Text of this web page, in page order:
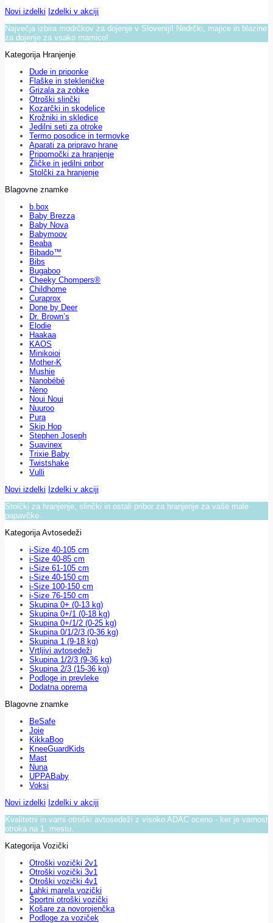
Novi izdelki Izdelki v akciji
Največja izbira modrčkov za dojenje v Sloveniji! Nedrčki, majice in blazine
za dojenje za vsako mamico!
Kategorija Hranjenje
Dude in priponke
Flaške in stekleničke
Grizala za zobke
Otroški slinčki
Kozarčki in skodelice
Krožniki in skledice
Jedilni seti za otroke
Termo posodice in termovke
Aparati za pripravo hrane
Pripomočki za hranjenje
Žličke in jedilni pribor
Stolčki za hranjenje
Blagovne znamke
b.box
Baby Brezza
Baby Nova
Babymoov
Beaba
Bibado™
Bibs
Bugaboo
Cheeky Chompers®
Childhome
Curaprox
Done by Deer
Dr. Brown’s
Elodie
Haakaa
KAOS
Minikoioi
Mother-K
Mushie
Nanobébé
Neno
Noui Noui
Nuuroo
Pura
Skip Hop
Stephen Joseph
Suavinex
Trixie Baby
Twistshake
Vulli
Novi izdelki Izdelki v akciji
Stolčki za hranjenje, slinčki in ostali pribor za hranjenje za vaše male
papavčke.
Kategorija Avtosedeži
i-Size 40-105 cm
i-Size 40-85 cm
i-Size 61-105 cm
i-Size 40-150 cm
i-Size 100-150 cm
i-Size 76-150 cm
Skupina 0+ (0-13 kg)
Skupina 0+/1 (0-18 kg)
Skupina 0+/1/2 (0-25 kg)
Skupina 0/1/2/3 (0-36 kg)
Skupina 1 (9-18 kg)
Vrtljivi avtosedeži
Skupina 1/2/3 (9-36 kg)
Skupina 2/3 (15-36 kg)
Podloge in prevleke
Dodatna oprema
Blagovne znamke
BeSafe
Joie
KikkaBoo
KneeGuardKids
Mast
Nuna
UPPABaby
Voksi
Novi izdelki Izdelki v akciji
Kvalitetni in varni otroški avtosedeži z visoko ADAC oceno - ker je varnost
otroka na 1. mestu.
Kategorija Vozički
Otroški vozički 2v1
Otroški vozički 3v1
Otroški vozički 4v1
Lahki marela vozički
Športni otroški vozički
Košare za novorojenčka
Podloge za voziček